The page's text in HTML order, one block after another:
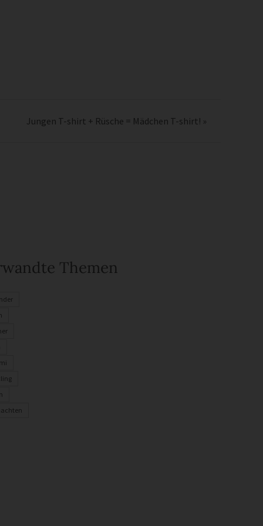
Jungen T-shirt + Rüsche = Mädchen T-shirt! »
Themen